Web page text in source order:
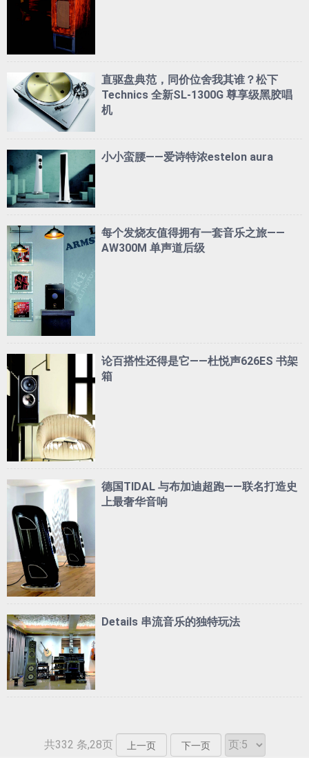
直驱盘典范，同价位舍我其谁？松下
Technics 全新SL-1300G 尊享级黑胶唱
机
小小蛮腰——爱诗特浓estelon aura
每个发烧友值得拥有一套音乐之旅——
AW300M 单声道后级
论百搭性还得是它——杜悦声626ES 书架
箱
德国TIDAL 与布加迪超跑——联名打造史
上最奢华音响
Details 串流音乐的独特玩法
共332 条,28页 上一页 下一页